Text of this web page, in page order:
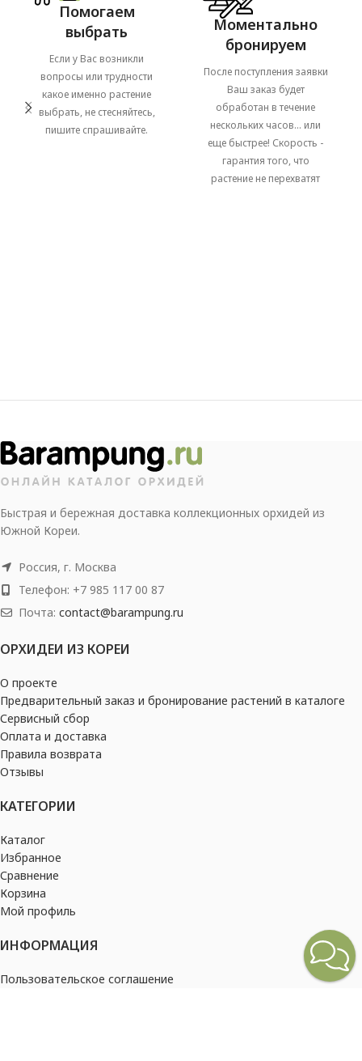
Помогаем
выбрать
Если у Вас возникли
вопросы или трудности
какое именно растение
выбрать, не стесняйтесь,
пишите спрашивайте.
Моментально
бронируем
После поступления заявки
Ваш заказ будет
обработан в течение
нескольких часов... или
еще быстрее! Скорость -
гарантия того, что
растение не перехватят
Быстрая и бережная доставка коллекционных орхидей из
Южной Кореи.
Россия, г. Москва
Телефон: +7 985 117 00 87
Почта: contact@barampung.ru
ОРХИДЕИ ИЗ КОРЕИ
О проекте
Предварительный заказ и бронирование растений в каталоге
Сервисный сбор
Оплата и доставка
Правила возврата
Отзывы
КАТЕГОРИИ
Каталог
Избранное
Сравнение
Корзина
Мой профиль
ИНФОРМАЦИЯ
Пользовательское соглашение